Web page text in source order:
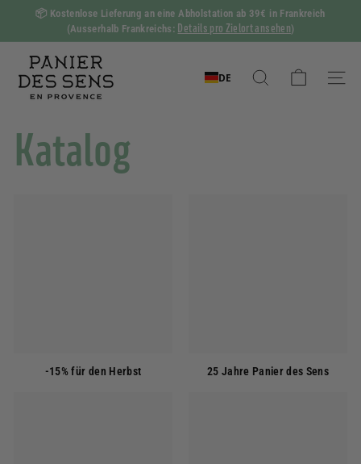
springen
Diashow
Pause
📦 Kostenlose Lieferung an eine Abholstation ab 39€ in Frankreich
(Ausserhalb Frankreichs: Details pro Zielort ansehen)
a
i
r
DE
Suchen
Katalog
-15% für den Herbst 25 Jahre Panier des Sens